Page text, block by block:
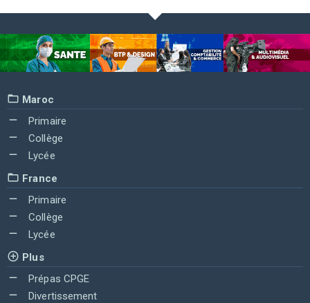
Maroc
Primaire
Collège
Lycée
France
Primaire
Collège
Lycée
Plus
Prépas CPGE
Divertissement